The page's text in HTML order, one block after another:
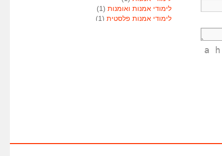
<a
לימודי אמנות ואומנות (1)
לימודי אמנות פלסטית (1)